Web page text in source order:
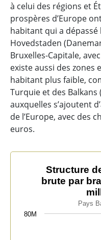
à celui des régions et
prospères d’Europe
habitant qui a dépassé
Hovedstaden
Bruxelles-Capitale,
existe aussi des zones
habitant plus faible,
Turquie et des Balkans
auxquelles s’ajoutent
de l’Europe, avec des
euros.
Structure de la
Line chart with 4
Pays Basque 2000-
The chart has 1 X
Structure
brute par
Pays
80M